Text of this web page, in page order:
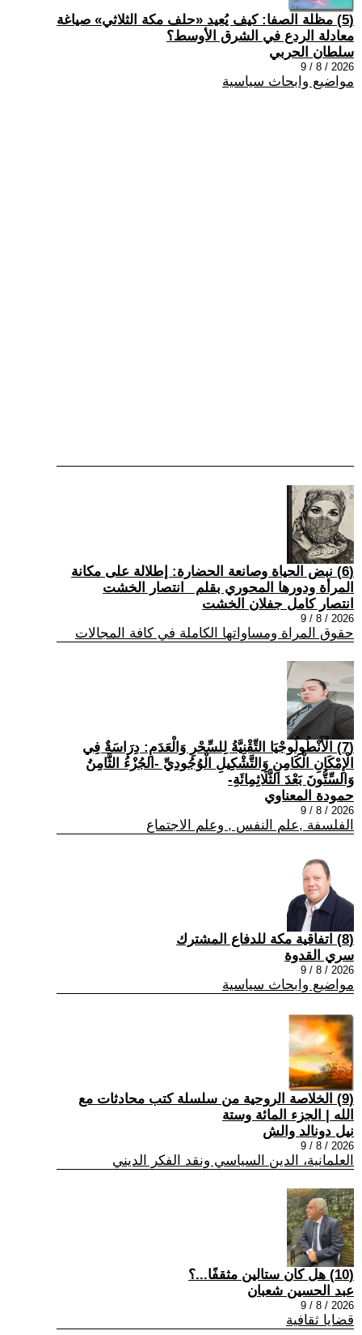
(5) مظلة الصفا: كيف يُعيد «حلف مكة الثلاثي» صياغة
معادلة الردع في الشرق الأوسط؟
سلطان الحربي
2026 / 8 / 9
مواضيع وابحاث سياسية
(6) نبض الحياة وصانعة الحضارة: إطلالة على مكانة
المرأة ودورها المحوري بقلم _انتصار الخشت
انتصار كامل جفلان الخشت
2026 / 8 / 9
حقوق المراة ومساواتها الكاملة في كافة المجالات
(7) الْأَنْطُولُوجْيَا التِّقْنِيَّةُ لِلسِّحْرِ وَالْعَدَمِ: دِرَاسَةٌ فِي
الْإِمْكَانِ الْكَامِنِ وَالتَّشْكِيلِ الْوُجُودِيِّ -الجُزْءُ الثَّامِنُ
وَالسِّتُّونَ بَعْدَ الثَّلَاثِمِائَةِ-
حمودة المعناوي
2026 / 8 / 9
الفلسفة ,علم النفس , وعلم الاجتماع
(8) اتفاقية مكة للدفاع المشترك
سري القدوة
2026 / 8 / 9
مواضيع وابحاث سياسية
(9) الخلاصة الروحية من سلسلة كتب محادثات مع
الله | الجزء المائة وستة
نيل دونالد والش
2026 / 8 / 9
العلمانية، الدين السياسي ونقد الفكر الديني
(10) هل كان ستالين مثقفًا...؟
عبد الحسين شعبان
2026 / 8 / 9
قضايا ثقافية